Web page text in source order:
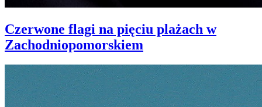
Czerwone flagi na pięciu plażach w
Zachodniopomorskiem